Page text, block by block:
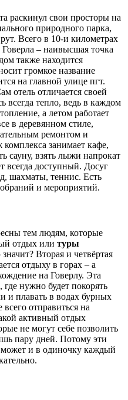
раскинул свои просторы на
природного парка,
Всего в 10-и километрах
Говерла – наивысшая точка
также находится
громкое название
на главной улице пгт.
отель отличается своей
всегда тепло, ведь в каждом
а летом работает
в деревянном стиле,
ремонтом и
занимает кафе,
сауну, взять лыжи напрокат
всегда доступный. Досуг
шахматы, теннис. Есть
и мероприятий.
тем людям, которые
отдых или туры
значит? Вторая и четвёртая
отдыху в горах – а
на Говерлу. Эта
нужно будет покорять
и плавать в водах бурных
отправиться на
активный отдых
не могут себе позволить
пару дней. Потому эти
и в одиночку каждый